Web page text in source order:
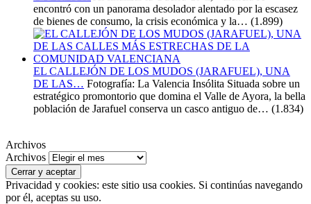
encontró con un panorama desolador alentado por la escasez
de bienes de consumo, la crisis económica y la… (1.899)
EL CALLEJÓN DE LOS MUDOS (JARAFUEL), UNA
DE LAS… Fotografía: La Valencia Insólita Situada sobre un
estratégico promontorio que domina el Valle de Ayora, la bella
población de Jarafuel conserva un casco antiguo de… (1.834)
Archivos
Archivos
Privacidad y cookies: este sitio usa cookies. Si continúas navegando
por él, aceptas su uso.